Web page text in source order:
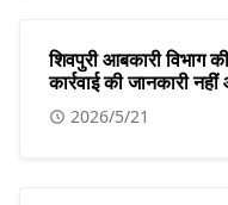
शिवपुरी आबकारी विभाग
कार्रवाई की जानकारी
2026/5/21